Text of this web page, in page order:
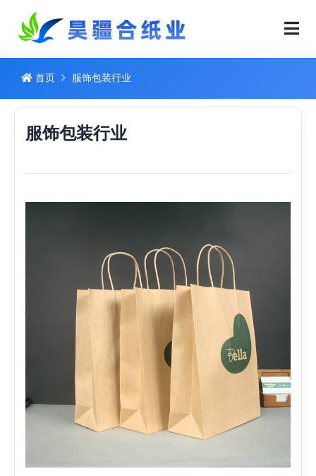
首页 服饰包装行业
服饰包装行业